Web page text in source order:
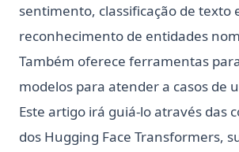
sentimento, classificação de texto
reconhecimento de entidades
Também oferece ferramentas
modelos para atender a casos de
Este artigo irá guiá-lo através das
dos Hugging Face Transformers,